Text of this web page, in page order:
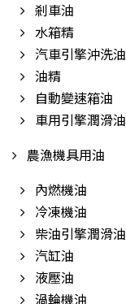
剎車油
水箱精
汽車引擎沖洗油
油精
自動變速箱油
車用引擎潤滑油
農漁機具用油
內燃機油
冷凍機油
柴油引擎潤滑油
汽缸油
液壓油
渦輪機油